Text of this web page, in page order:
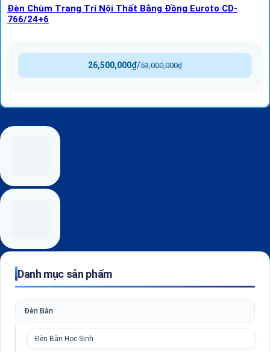
Đèn Chùm Trang Trí Nội Thất Bằng Đồng Euroto CD-
766/24+6
53,000,000₫
/
26,500,000₫
Danh mục sản phẩm
Đèn Bàn
Đèn Bàn Học Sinh